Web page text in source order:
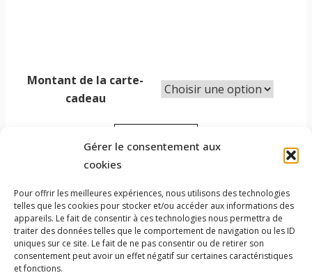
Gérer le consentement aux
cookies
Pour offrir les meilleures expériences, nous utilisons des technologies
telles que les cookies pour stocker et/ou accéder aux informations des
appareils. Le fait de consentir à ces technologies nous permettra de
traiter des données telles que le comportement de navigation ou les ID
uniques sur ce site. Le fait de ne pas consentir ou de retirer son
consentement peut avoir un effet négatif sur certaines caractéristiques
et fonctions.
Montant de la carte-
cadeau